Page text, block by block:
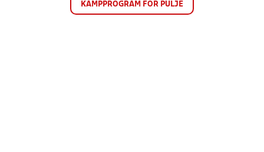
KAMPPROGRAM FOR PULJE